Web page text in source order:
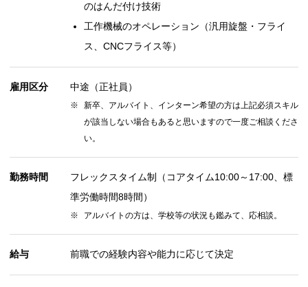
のはんだ付け技術
工作機械のオペレーション（汎用旋盤・フライ
ス、CNCフライス等）
雇用区分 中途（正社員）
新卒、アルバイト、インターン希望の方は上記必須スキル
が該当しない場合もあると思いますので一度ご相談くださ
い。
勤務時間
フレックスタイム制（コアタイム10:00～17:00、標
準労働時間8時間）
アルバイトの方は、学校等の状況も鑑みて、応相談。
給与 前職での経験内容や能力に応じて決定